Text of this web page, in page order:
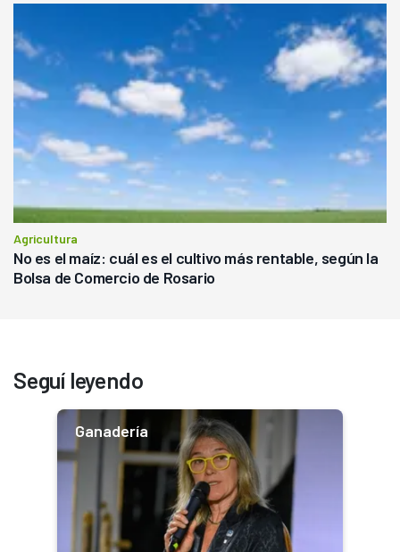
Agricultura
No es el maíz: cuál es el cultivo más rentable, según la
Bolsa de Comercio de Rosario
Seguí leyendo
Ganadería